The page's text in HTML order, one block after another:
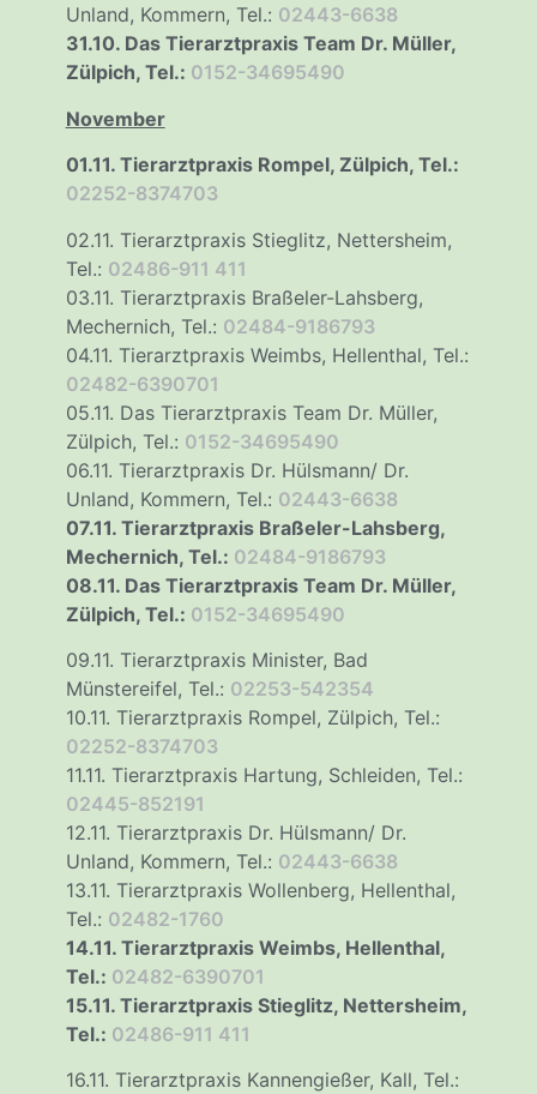
Unland, Kommern, Tel.: 02443-6638
31.10. Das Tierarztpraxis Team Dr. Müller,
Zülpich, Tel.: 0152-34695490
November
01.11. Tierarztpraxis Rompel, Zülpich, Tel.:
02252-8374703
02.11. Tierarztpraxis Stieglitz, Nettersheim,
Tel.: 02486-911 411
03.11. Tierarztpraxis Braßeler-Lahsberg,
Mechernich, Tel.: 02484-9186793
04.11. Tierarztpraxis Weimbs, Hellenthal, Tel.:
02482-6390701
05.11. Das Tierarztpraxis Team Dr. Müller,
Zülpich, Tel.: 0152-34695490
06.11. Tierarztpraxis Dr. Hülsmann/ Dr.
Unland, Kommern, Tel.: 02443-6638
07.11. Tierarztpraxis Braßeler-Lahsberg,
Mechernich, Tel.: 02484-9186793
08.11. Das Tierarztpraxis Team Dr. Müller,
Zülpich, Tel.: 0152-34695490
09.11. Tierarztpraxis Minister, Bad
Münstereifel, Tel.: 02253-542354
10.11. Tierarztpraxis Rompel, Zülpich, Tel.:
02252-8374703
11.11. Tierarztpraxis Hartung, Schleiden, Tel.:
02445-852191
12.11. Tierarztpraxis Dr. Hülsmann/ Dr.
Unland, Kommern, Tel.: 02443-6638
13.11. Tierarztpraxis Wollenberg, Hellenthal,
Tel.: 02482-1760
14.11. Tierarztpraxis Weimbs, Hellenthal,
Tel.: 02482-6390701
15.11. Tierarztpraxis Stieglitz, Nettersheim,
Tel.: 02486-911 411
16.11. Tierarztpraxis Kannengießer, Kall, Tel.: